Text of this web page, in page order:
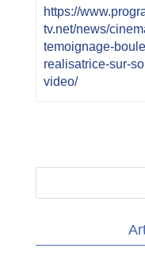
https://
tv.net/news/
temoignage-
realisatrice-sur-
video/